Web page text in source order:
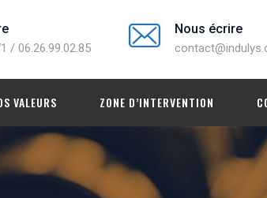
/ 06.26.99.02.85
Nous écrire
VALEURS ZONE D’INTERVENTION